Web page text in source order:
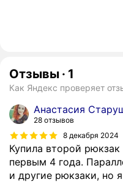
Отзывы · 1
Как Яндекс проверяет
Анастасия
28 отзывов
8 декабря 2024
Купила второй
первым 4 года.
и другие рюкзаки, но